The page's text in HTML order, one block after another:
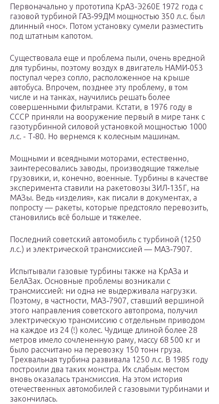
Первоначально у прототипа КрАЗ-Э260Е 1972 года с
газовой турбиной ГАЗ‑99ДМ мощностью 350 л.с. был
длинный «нос». Потом установку сумели разместить
под штатным капотом.
Существовала еще и проблема пыли, очень вредной
для турбины, поэтому воздух в двигатель НАМИ‑053
поступал через сопло, расположенное на крыше
автобуса. Впрочем, позднее эту проблему, в том
числе и на танках, научились решать более
совершенными фильтрами. Кстати, в 1976 году в
СССР приняли на вооружение первый в мире танк с
газотурбинной силовой установкой мощностью 1000
л.с. - Т‑80. Но вернемся к колесным машинам.
Мощными и всеядными моторами, естественно,
заинтересовались заводы, производящие тяжелые
грузовики, и, конечно, военные. Турбины в качестве
эксперимента ставили на ракетовозы ЗИЛ‑135Г, на
МАЗы. Ведь «изделия», как писали в документах, а
попросту — ракеты, которые предстояло перевозить,
становились всё больше и тяжелее.
Последний советский автомобиль с турбиной (1250
л.с.) и электрической трансмиссией — МАЗ‑7907.
Испытывали газовые турбины также на КрАЗа и
БелАЗах. Основные проблемы возникали с
трансмиссией: ни одна не выдерживала нагрузки.
Поэтому, в частности, МАЗ‑7907, ставший вершиной
этого направления советского автопрома, получил
электрическую трансмиссию с отдельным приводом
на каждое из 24 (!) колес. Чудище длиной более 28
метров имело сочлененную раму, массу 68 500 кг и
было рассчитано на перевозку 150 тонн груза.
Трехвальная турбина развивала 1250 л.с. В 1985 году
построили два таких монстра. Их слабым местом
вновь оказалась трансмиссия. На этом история
отечественных автомобилей с газовыми ­турбинами и
закончилась.